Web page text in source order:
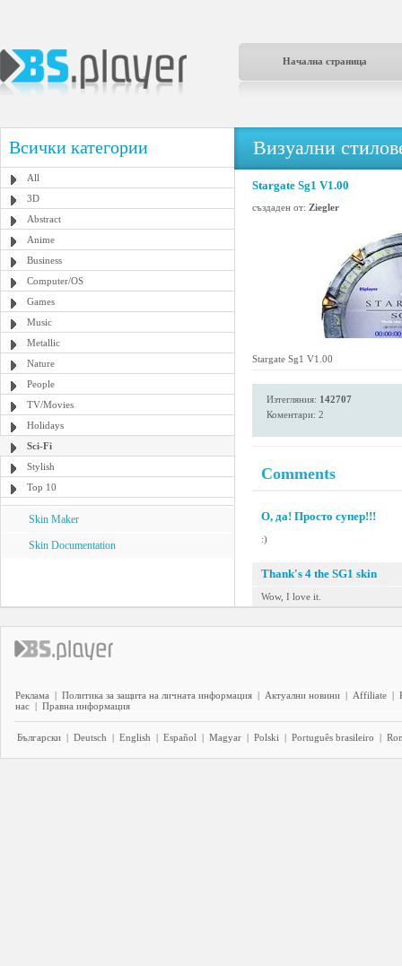
Начална страница
Всички категории
All
3D
Abstract
Anime
Business
Computer/OS
Games
Music
Metallic
Nature
People
TV/Movies
Holidays
Sci-Fi
Stylish
Top 10
Skin Maker
Skin Documentation
Визуални
Stargate Sg1 V1.00
създаден от: Ziegler
Stargate Sg1 V1.00
Изтегляния: 142707
Коментари: 2
Comments
О, да! Просто супер!!!
:)
Thank's 4 the SG1 skin
Wow, I love it.
Реклама | Политика за защита на личната информация | Актуални новини | Affiliate |
нас | Правна информация
Български | Deutsch | English | Español | Magyar | Polski | Português brasileiro |